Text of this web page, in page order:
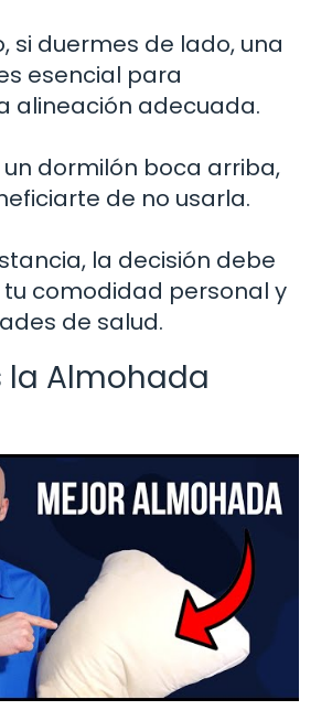
si duermes de lado, una
esencial para
alineación adecuada.
un dormilón boca arriba,
de no usarla.
la decisión debe
comodidad personal y
de salud.
la Almohada